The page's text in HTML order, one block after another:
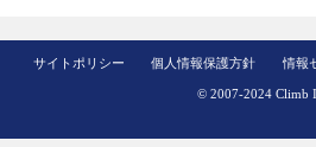
サイトポリシー 個人情報保護方針 情報
© 2007-2024 Climb